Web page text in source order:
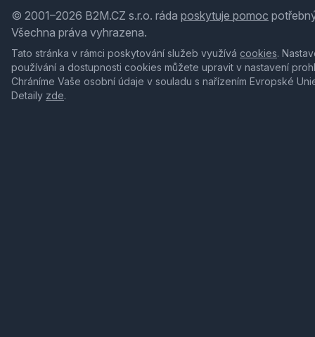
© 2001–2026 B2M.CZ s.r.o. ráda poskytuje pomoc
Všechna práva vyhrazena.
Tato stránka v rámci poskytování služeb využívá cookies.
používání a dostupnosti cookies můžete upravit v nastavení
Chráníme Vaše osobní údaje v souladu s nařízením Evropské
Detaily zde.